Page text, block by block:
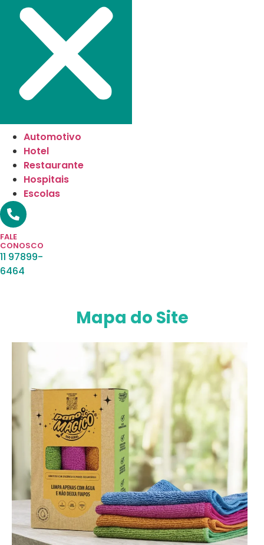
Automotivo
Hotel
Restaurante
Hospitais
Escolas
FALE
CONOSCO
11 97899-
6464
Mapa do Site